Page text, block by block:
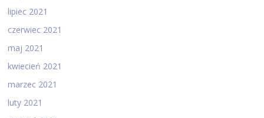
lipiec 2021
czerwiec 2021
maj 2021
kwiecień 2021
marzec 2021
luty 2021